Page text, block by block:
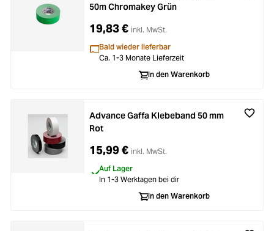
50m Chromakey Grün
19,83 € inkl. MwSt.
Bald wieder lieferbar
Ca. 1-3 Monate Lieferzeit
In den Warenkorb
Advance Gaffa Klebeband 50 mm
Rot
15,99 € inkl. MwSt.
Auf Lager
In 1-3 Werktagen bei dir
In den Warenkorb